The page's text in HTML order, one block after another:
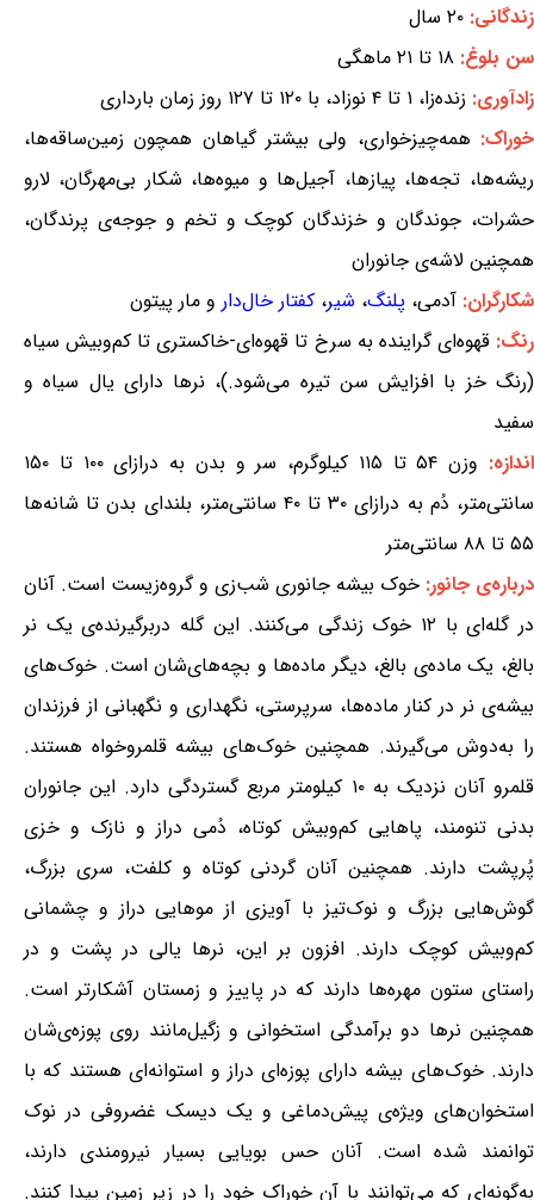
زندگانی: ۲۰ سال
سن بلوغ: ۱۸ تا ۲۱ ماهگی
زادآوری: زنده‌زا، ۱ تا ۴ نوزاد، با ۱۲۰ تا ۱۲۷ روز زمان بارداری
خوراک: همه‌چیزخواری، ولی بیشتر گیاهان همچون زمین‌ساقه‌ها،
ریشه‌ها، تجه‌ها، پیازها، آجیل‌ها و میوه‌ها، شکار بی‌مهرگان، لارو
حشرات، جوندگان و خزندگان کوچک و تخم و جوجه‌ی پرندگان،
همچنین لاشه‌ی جانوران
شکارگران: آدمی، پلنگ، شیر، کفتار خال‌دار و مار پیتون
رنگ:قهوه‌ای گراینده به سرخ تا قهوه‌ای-خاکستری تا کم‌وبیش سیاه
(رنگ خز با افزایش سن تیره می‌شود.)، نرها دارای یال سیاه و
سفید
اندازه:
وزن ۵۴ تا ۱۱۵ کیلوگرم، سر و بدن به درازای ۱۰۰ تا ۱۵۰
سانتی‌متر، دُم به درازای ۳۰ تا ۴۰ سانتی‌متر، بلندای بدن تا شانه‌ها
۵۵ تا ۸۸ سانتی‌متر
درباره‌ی جانور: خوک بیشه جانوری شب‌زی و گروه‌زیست است. آنان
در گله‌ای با ۱۲ خوک زندگی می‌کنند. این گله دربرگیرنده‌ی یک نر
بالغ، یک ماده‌ی بالغ، دیگر ماده‌ها و بچه‌های‌شان است. خوک‌های
بیشه‌ی نر در کنار ماده‌ها، سرپرستی، نگهداری و نگهبانی از فرزندان
را به‌دوش می‌گیرند. همچنین خوک‌های بیشه قلمروخواه هستند.
قلمرو آنان نزدیک به ۱۰ کیلومتر مربع گستردگی دارد. این جانوران
بدنی تنومند، پاهایی کم‌وبیش کوتاه، دُمی دراز و نازک و خزی
پُرپشت دارند. همچنین آنان گردنی کوتاه و کلفت، سری بزرگ،
گوش‌هایی بزرگ و نوک‌تیز با آویزی از موهایی دراز و چشمانی
کم‌وبیش کوچک دارند. افزون بر این، نرها یالی در پشت و در
راستای ستون مهره‌ها دارند که در پاییز و زمستان آشکارتر است.
همچنین نرها دو برآمدگی استخوانی و زگیل‌مانند روی پوزه‌ی‌شان
دارند. خوک‌های بیشه دارای پوزه‌ای دراز و استوانه‌ای هستند که با
استخوان‌های ویژه‌ی پیش‌دماغی و یک دیسک غضروفی در نوک
توانمند شده است. آنان حس بویایی بسیار نیرومندی دارند،
به‌گونه‌ای که می‌توانند با آن خوراک خود را در زیر زمین پیدا کنند.